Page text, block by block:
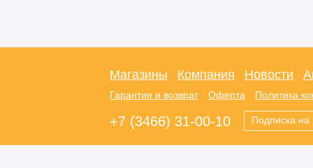
Магазины Компания Новости
Гарантия и возврат Оферта Политика
+7 (3466) 31-00-10 Подписка на